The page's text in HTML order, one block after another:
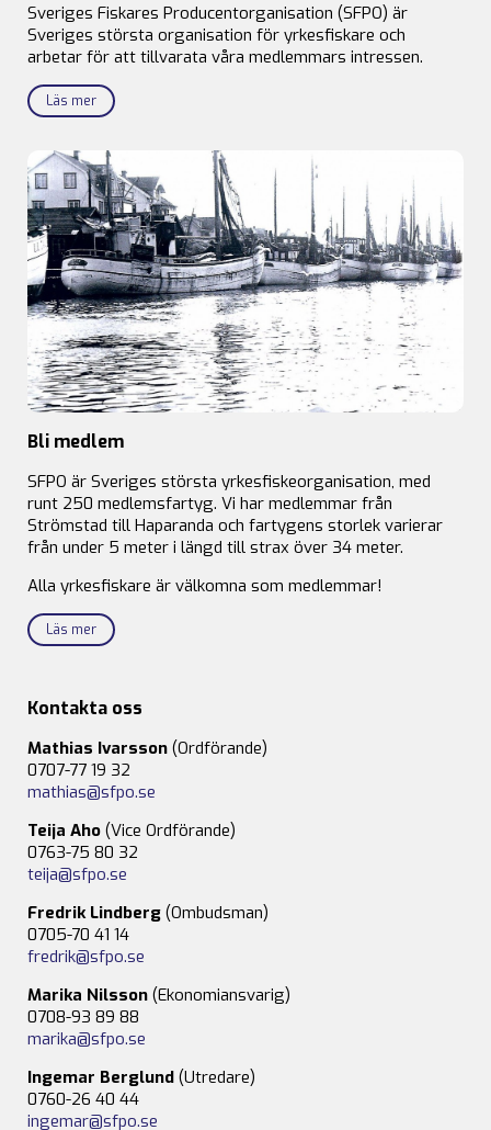
Sveriges Fiskares Producentorganisation (SFPO) är
Sveriges största organisation för yrkesfiskare och
arbetar för att tillvarata våra medlemmars intressen.
Läs mer
Bli medlem
SFPO är Sveriges största yrkesfiskeorganisation, med
runt 250 medlemsfartyg. Vi har medlemmar från
Strömstad till Haparanda och fartygens storlek varierar
från under 5 meter i längd till strax över 34 meter.
Alla yrkesfiskare är välkomna som medlemmar!
Läs mer
Kontakta oss
Mathias Ivarsson (Ordförande)
0707-77 19 32
mathias@sfpo.se
Teija Aho (Vice Ordförande)
0763-75 80 32
teija@sfpo.se
Fredrik Lindberg (Ombudsman)
0705-70 41 14
fredrik@sfpo.se
Marika Nilsson (Ekonomiansvarig)
0708-93 89 88
marika@sfpo.se
Ingemar Berglund (Utredare)
0760-26 40 44
ingemar@sfpo.se